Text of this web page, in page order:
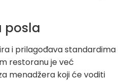
posla
i prilagođava standardima
restoranu je već
menadžera koji će voditi